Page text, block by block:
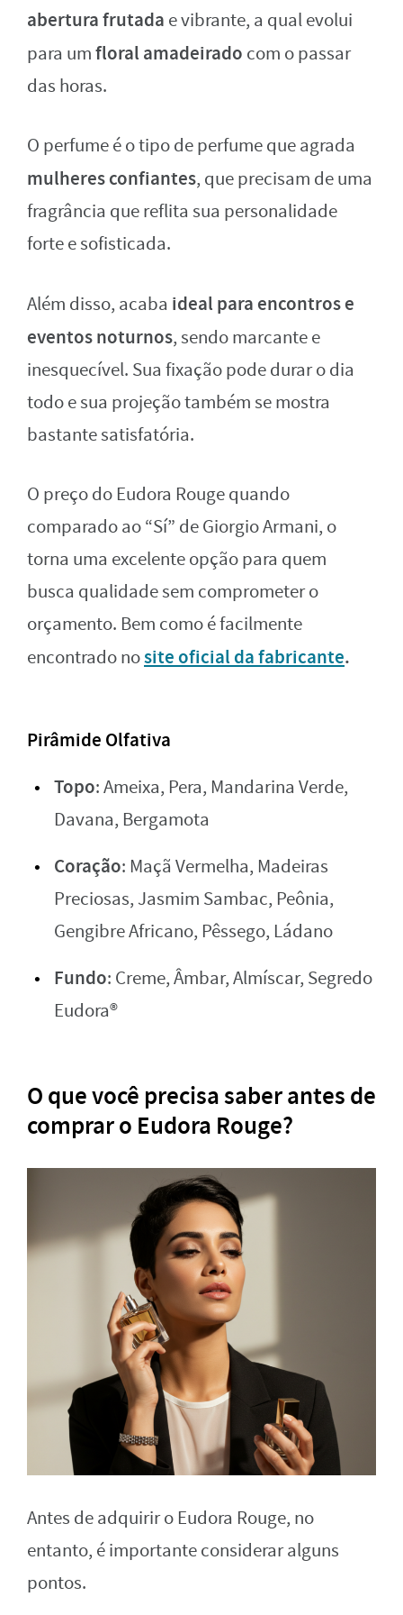
abertura frutada e vibrante, a qual evolui
para umfloral amadeirado com o passar
das horas.
O perfume é o tipo de perfume que agrada
mulheres confiantes, que precisam de uma
fragrância que reflita sua personalidade
forte e sofisticada.
Além disso, acaba ideal para encontros e
eventos noturnos, sendo marcante e
inesquecível. Sua fixação pode durar o dia
todo e sua projeção também se mostra
bastante satisfatória.
O preço do Eudora Rouge quando
comparado ao “Sí” de Giorgio Armani, o
torna uma excelente opção para quem
busca qualidade sem comprometer o
orçamento. Bem como é facilmente
encontrado nosite oficial da fabricante.
Pirâmide Olfativa
Topo: Ameixa, Pera, Mandarina Verde,
Davana, Bergamota
Coração: Maçã Vermelha, Madeiras
Preciosas, Jasmim Sambac, Peônia,
Gengibre Africano, Pêssego, Ládano
Fundo: Creme, Âmbar, Almíscar, Segredo
Eudora®
O que você precisa saber antes de
comprar o Eudora Rouge?
Antes de adquirir o Eudora Rouge, no
entanto, é importante considerar alguns
pontos.